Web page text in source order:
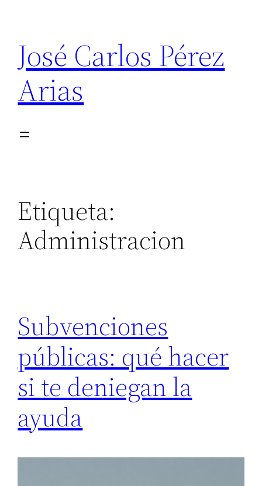
contenido
José Carlos Pérez
Arias
Etiqueta:
Administracion
Subvenciones
públicas: qué hacer
si te deniegan la
ayuda